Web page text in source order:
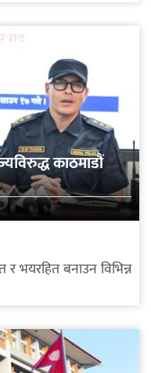
काठमाडौं
र भयरहित बनाउन विभिन्न